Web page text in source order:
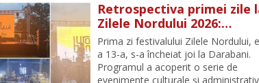
Retrospectiva primei zile
Zilele Nordului 2026:
Dezbateri, concert Byron
proiecție de film
Prima zi festivalului Zilele Nordului,
a 13-a, s-a încheiat joi la Darabani.
Programul a acoperit o serie de
evenimente culturale și